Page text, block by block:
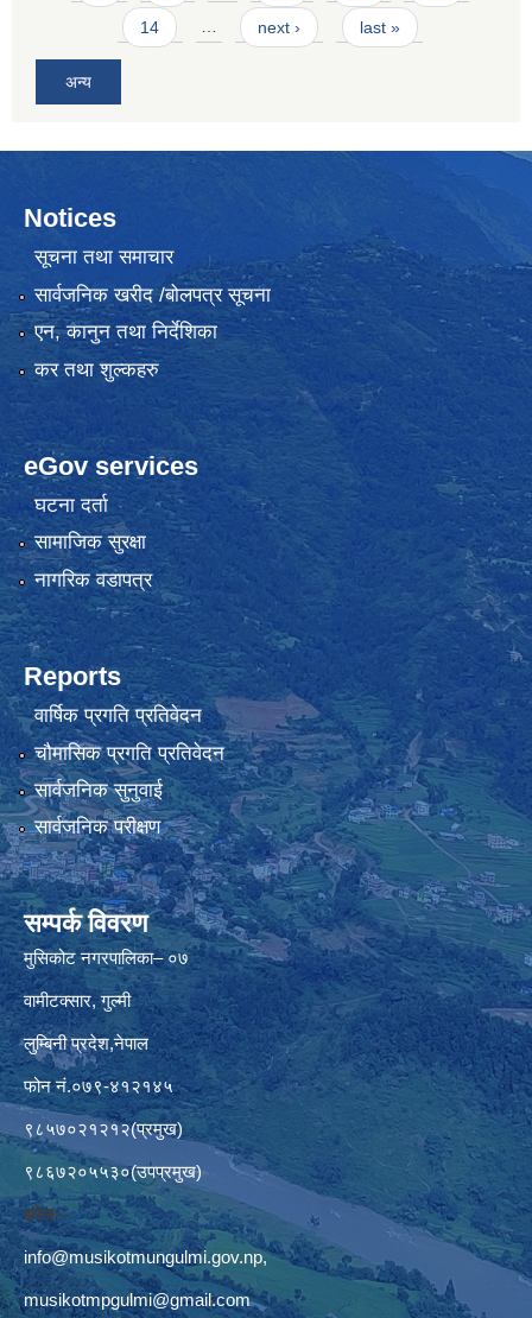
14 … next › last »
अन्य
Notices
सूचना तथा समाचार
सार्वजनिक खरीद /बोलपत्र सूचना
एन, कानुन तथा निर्देशिका
कर तथा शुल्कहरु
eGov services
घटना दर्ता
सामाजिक सुरक्षा
नागरिक वडापत्र
Reports
वार्षिक प्रगति प्रतिवेदन
चौमासिक प्रगति प्रतिवेदन
सार्वजनिक सुनुवाई
सार्वजनिक परीक्षण
सम्पर्क विवरण
मुसिकोट नगरपालिका– ०७
वामीटक्सार, गुल्मी
लुम्बिनी प्रदेश,नेपाल
फोन नं.०७९-४१२१४५
९८५७०२१२१२(प्रमुख)
९८६७२०५५३०(उपप्रमुख)
इमेलः–
info@musikotmungulmi.gov.np,
musikotmpgulmi@gmail.com